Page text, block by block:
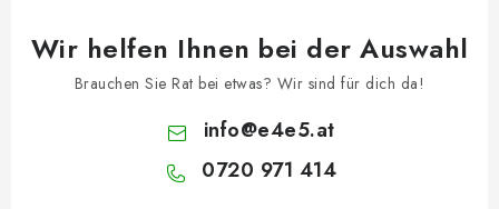
Wir helfen Ihnen bei der Auswahl
Brauchen Sie Rat bei etwas? Wir sind für dich da!
info@e4e5.at
0720 971 414